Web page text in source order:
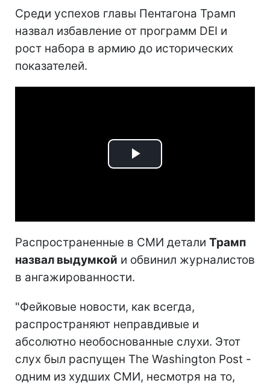
Среди успехов главы Пентагона Трамп
назвал избавление от программ DEI и
рост набора в армию до исторических
показателей.
Play
Распространенные в СМИ детали Трамп
назвал выдумкой и обвинил журналистов
в ангажированности.
"Фейковые новости, как всегда,
распространяют неправдивые и
абсолютно необоснованные слухи. Этот
слух был распущен The Washington Post -
одним из худших СМИ, несмотря на то,